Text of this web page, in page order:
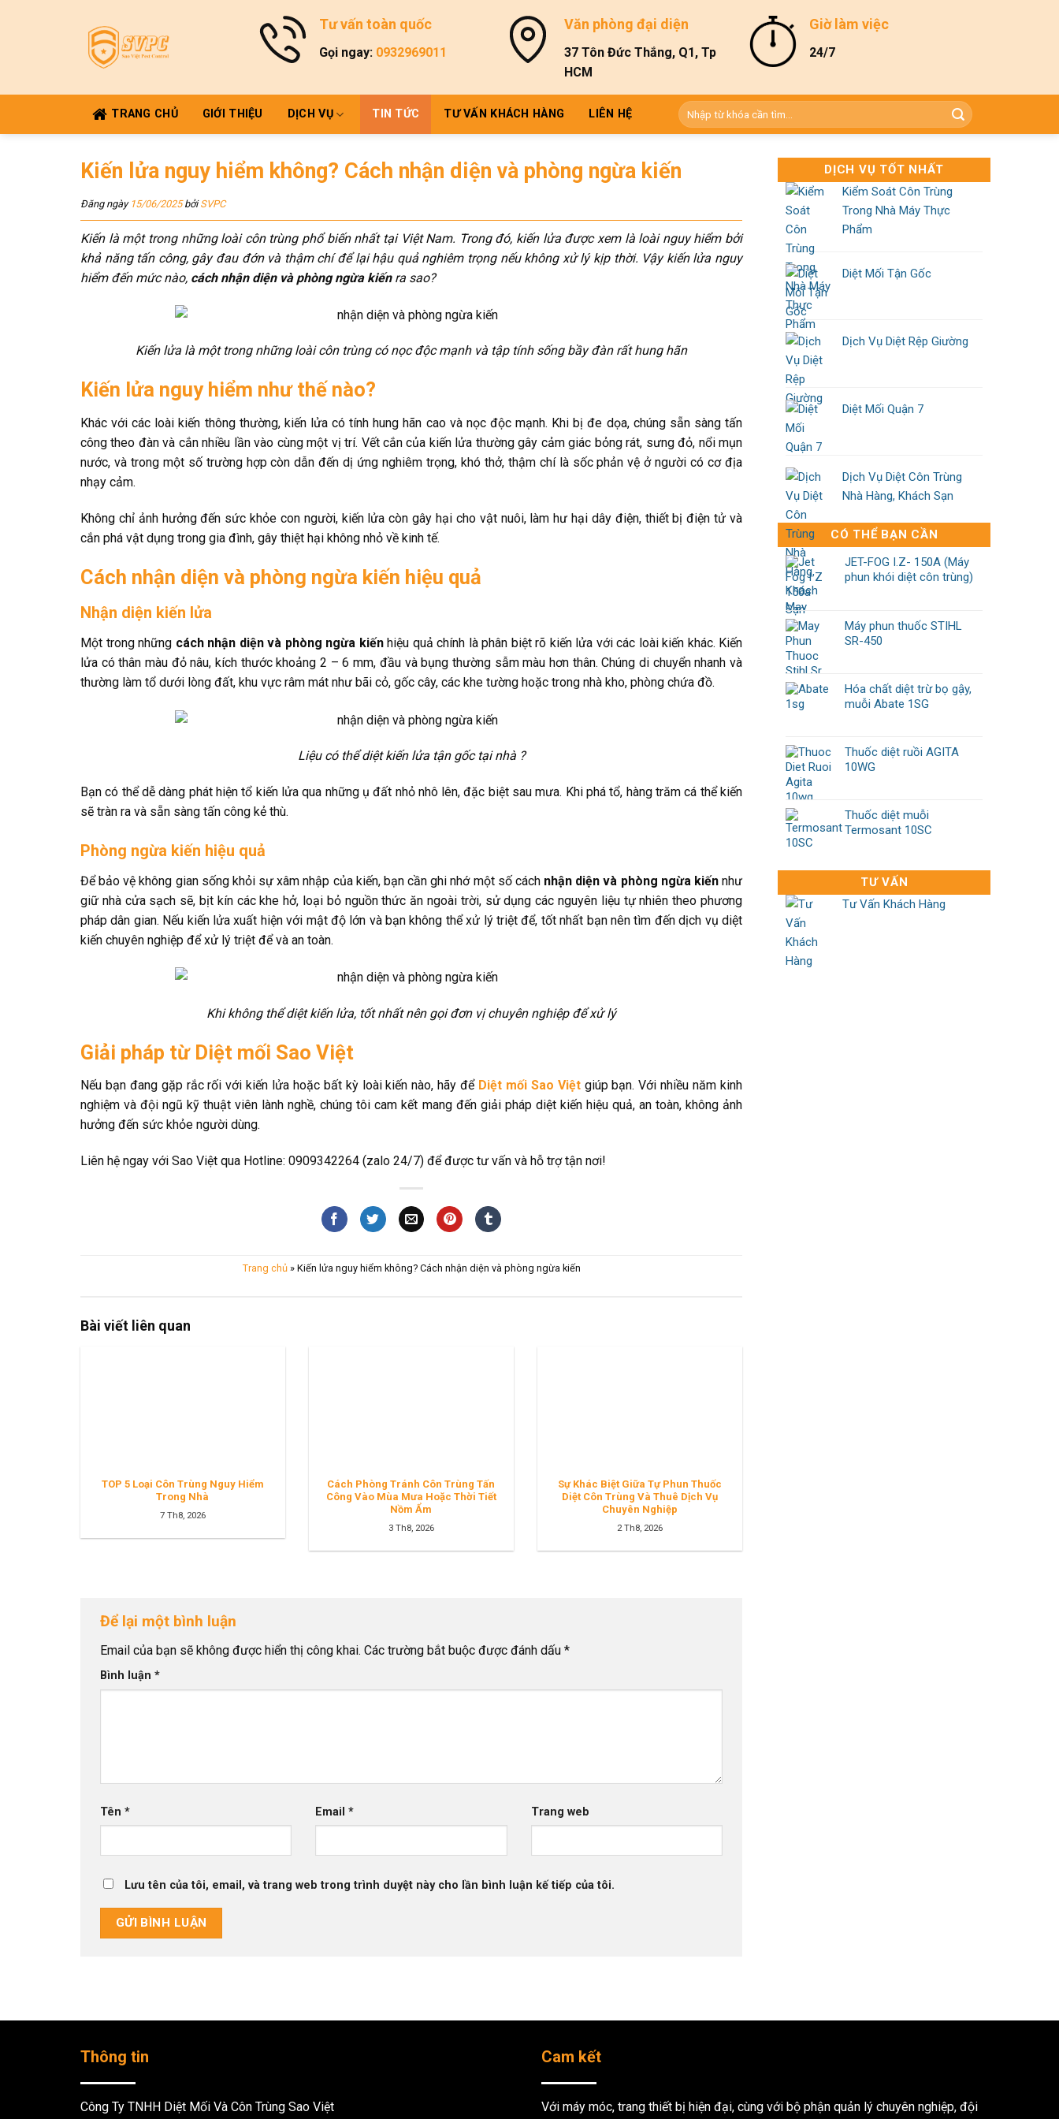
Tư vấn toàn quốc
Gọi ngay: 0932969011
Văn phòng đại diện
37 Tôn Đức Thắng, Q1, Tp
HCM
Giờ làm việc
24/7
TRANG CHỦ GIỚI THIỆU DỊCH VỤ TIN TỨC TƯ VẤN KHÁCH HÀNG LIÊN HỆ
Tìm
kiếm:
Kiến lửa nguy hiểm không? Cách nhận diện và phòng ngừa kiến
Đăng ngày 15/06/2025bởiSVPC
Kiến là một trong những loài côn trùng phổ biến nhất tại Việt Nam. Trong đó, kiến lửa được xem là loài nguy hiểm bởi
khả năng tấn công, gây đau đớn và thậm chí để lại hậu quả nghiêm trọng nếu không xử lý kịp thời. Vậy kiến lửa nguy
hiểm đến mức nào, cách nhận diện và phòng ngừa kiếnra sao?
Kiến lửa là một trong những loài côn trùng có nọc độc mạnh và tập tính sống bầy đàn rất hung hãn
Kiến lửa nguy hiểm như thế nào?
Khác với các loài kiến thông thường, kiến lửa có tính hung hãn cao và nọc độc mạnh. Khi bị đe dọa, chúng sẵn sàng tấn
công theo đàn và cắn nhiều lần vào cùng một vị trí. Vết cắn của kiến lửa thường gây cảm giác bỏng rát, sưng đỏ, nổi mụn
nước, và trong một số trường hợp còn dẫn đến dị ứng nghiêm trọng, khó thở, thậm chí là sốc phản vệ ở người có cơ địa
nhạy cảm.
Không chỉ ảnh hưởng đến sức khỏe con người, kiến lửa còn gây hại cho vật nuôi, làm hư hại dây điện, thiết bị điện tử và
cắn phá vật dụng trong gia đình, gây thiệt hại không nhỏ về kinh tế.
Cách nhận diện và phòng ngừa kiến hiệu quả
Nhận diện kiến lửa
Một trong những cách nhận diện và phòng ngừa kiếnhiệu quả chính là phân biệt rõ kiến lửa với các loài kiến khác. Kiến
lửa có thân màu đỏ nâu, kích thước khoảng 2 – 6 mm, đầu và bụng thường sẫm màu hơn thân. Chúng di chuyển nhanh và
thường làm tổ dưới lòng đất, khu vực râm mát như bãi cỏ, gốc cây, các khe tường hoặc trong nhà kho, phòng chứa đồ.
Liệu có thể diệt kiến lửa tận gốc tại nhà ?
Bạn có thể dễ dàng phát hiện tổ kiến lửa qua những ụ đất nhỏ nhô lên, đặc biệt sau mưa. Khi phá tổ, hàng trăm cá thể kiến
sẽ tràn ra và sẵn sàng tấn công kẻ thù.
Phòng ngừa kiến hiệu quả
Để bảo vệ không gian sống khỏi sự xâm nhập của kiến, bạn cần ghi nhớ một số cách nhận diện và phòng ngừa kiếnnhư
giữ nhà cửa sạch sẽ, bịt kín các khe hở, loại bỏ nguồn thức ăn ngoài trời, sử dụng các nguyên liệu tự nhiên theo phương
pháp dân gian. Nếu kiến lửa xuất hiện với mật độ lớn và bạn không thể xử lý triệt để, tốt nhất bạn nên tìm đến dịch vụ diệt
kiến chuyên nghiệp để xử lý triệt để và an toàn.
Khi không thể diệt kiến lửa, tốt nhất nên gọi đơn vị chuyên nghiệp để xử lý
Giải pháp từ Diệt mối Sao Việt
Nếu bạn đang gặp rắc rối với kiến lửa hoặc bất kỳ loài kiến nào, hãy để Diệt mối Sao Việtgiúp bạn. Với nhiều năm kinh
nghiệm và đội ngũ kỹ thuật viên lành nghề, chúng tôi cam kết mang đến giải pháp diệt kiến hiệu quả, an toàn, không ảnh
hưởng đến sức khỏe người dùng.
Liên hệ ngay với Sao Việt qua Hotline: 0909342264 (zalo 24/7) để được tư vấn và hỗ trợ tận nơi!
Trang chủ» Kiến lửa nguy hiểm không? Cách nhận diện và phòng ngừa kiến
Bài viết liên quan
TOP 5 Loại Côn Trùng Nguy Hiểm
Trong Nhà
7 Th8, 2026
Cách Phòng Tránh Côn Trùng Tấn
Công Vào Mùa Mưa Hoặc Thời Tiết
Nồm Ẩm
3 Th8, 2026
Sự Khác Biệt Giữa Tự Phun Thuốc
Diệt Côn Trùng Và Thuê Dịch Vụ
Chuyên Nghiệp
2 Th8, 2026
Để lại một bình luận
Email của bạn sẽ không được hiển thị công khai. Các trường bắt buộc được đánh dấu *
Bình luận *
Tên * Email* Trang web
Lưu tên của tôi, email, và trang web trong trình duyệt này cho lần bình luận kế tiếp của tôi.
DỊCH VỤ TỐT NHẤT
Kiểm Soát Côn Trùng
Trong Nhà Máy Thực
Phẩm
Diệt Mối Tận Gốc
Dịch Vụ Diệt Rệp Giường
Diệt Mối Quận 7
Dịch Vụ Diệt Côn Trùng
Nhà Hàng, Khách Sạn
CÓ THỂ BẠN CẦN
JET-FOG I.Z- 150A (Máy
phun khói diệt côn trùng)
Máy phun thuốc STIHL
SR-450
Hóa chất diệt trừ bọ gậy,
muỗi Abate 1SG
Thuốc diệt ruồi AGITA
10WG
Thuốc diệt muỗi
Termosant 10SC
TƯ VẤN
Tư Vấn Khách Hàng
Thông tin
Công Ty TNHH Diệt Mối Và Côn Trùng Sao Việt
Cam kết
Với máy móc, trang thiết bị hiện đại, cùng với bộ phận quản lý chuyên nghiệp, đội